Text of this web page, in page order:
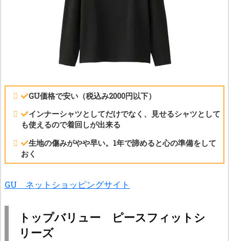
GU価格で安い（税込み2000円以下）
インナーシャツとしてだけでなく、見せるシャツとして
も使えるので着回しが出来る
生地の傷みがやや早い。1年で諦めると心の準備をして
おく
GU ネットショッピングサイト
トップバリュー ピースフィットシ
リーズ